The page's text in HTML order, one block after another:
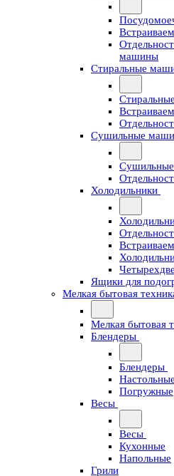
машины
Стиральные
Сушильные
Холодильники
Ящики для
Мелкая бытовая
Мелкая бытовая
Блендеры
Блендеры
Настольные
Погружные
Весы
Весы
Кухонные
Напольные
Грили